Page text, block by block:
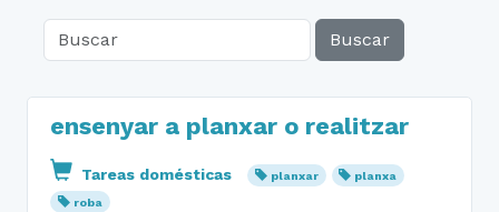
Buscar
ensenyar a planxar o realitzar
Tareas domésticas planxar
planxa
roba